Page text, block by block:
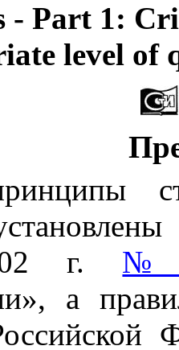
- Part 1:
level of
г. №
а